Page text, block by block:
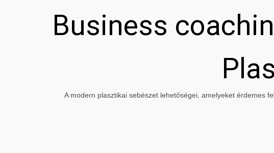
Business
A modern plasztikai sebészet lehetőségei, amelyeket érdemes